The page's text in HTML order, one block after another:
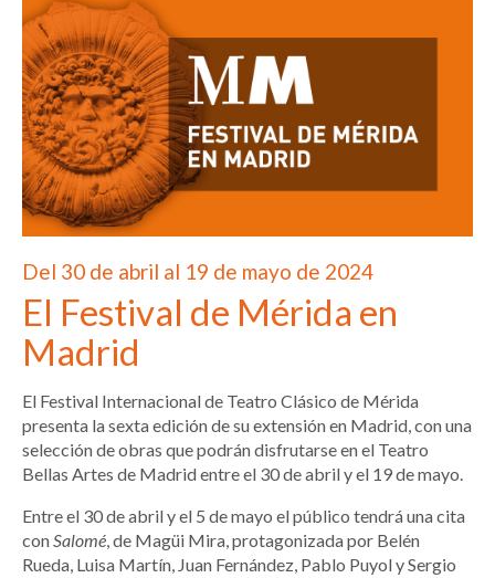
Del 30 de abril al 19 de mayo de 2024
El Festival de Mérida en
Madrid
El Festival Internacional de Teatro Clásico de Mérida
presenta la sexta edición de su extensión en Madrid, con una
selección de obras que podrán disfrutarse en el Teatro
Bellas Artes de Madrid entre el 30 de abril y el 19 de mayo.
Entre el 30 de abril y el 5 de mayo el público tendrá una cita
con Salomé , de Magüi Mira, protagonizada por Belén
Rueda, Luisa Martín, Juan Fernández, Pablo Puyol y Sergio